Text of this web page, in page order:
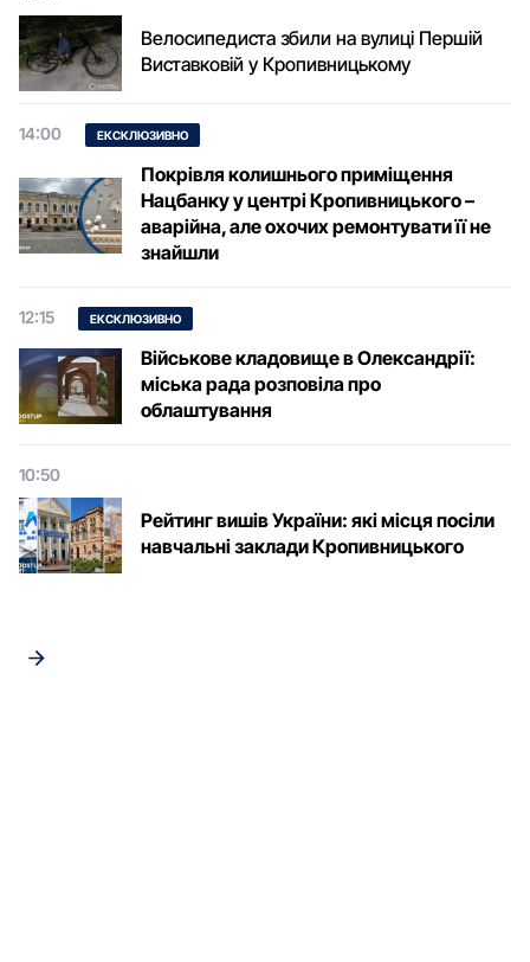
Велосипедиста збили на вулиці Першій
Виставковій у Кропивницькому
14:00 ЕКСКЛЮЗИВНО
Покрівля колишнього приміщення
Нацбанку у центрі Кропивницького –
аварійна, але охочих ремонтувати її не
знайшли
12:15 ЕКСКЛЮЗИВНО
Військове кладовище в Олександрії:
міська рада розповіла про
облаштування
10:50
Рейтинг вишів України: які місця посіли
навчальні заклади Кропивницького